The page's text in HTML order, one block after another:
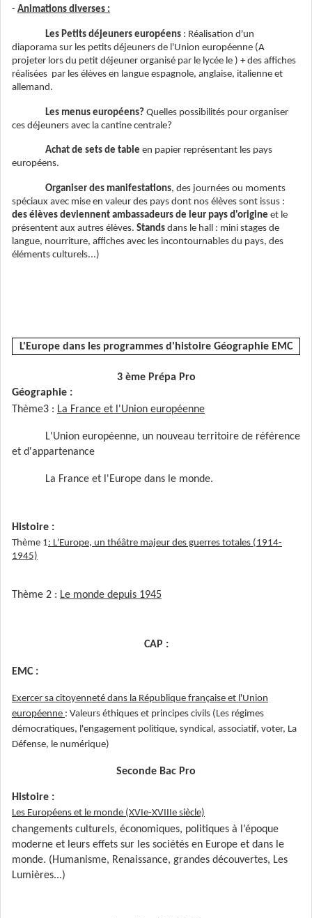
- Animations diverses :
Les Petits déjeuners européens : Réalisation d'un
diaporama sur les petits déjeuners de l'Union européenne (A
projeter lors du petit déjeuner organisé par le lycée le ) + des affiches
réalisées par les élèves en langue espagnole, anglaise, italienne et
allemand.
Les menus européens? Quelles possibilités pour organiser
ces déjeuners avec la cantine centrale?
Achat de sets de table en papier représentant les pays
européens.
Organiser des manifestations, des journées ou moments
spéciaux avec mise en valeur des pays dont nos élèves sont issus :
des élèves deviennent ambassadeurs de leur pays d'origine et le
présentent aux autres élèves. Stands dans le hall : mini stages de
langue, nourriture, affiches avec les incontournables du pays, des
éléments culturels...)
L'Europe dans les programmes d'histoire Géographie EMC
3 ème Prépa Pro
Géographie :
Thème3 : La France et l'Union européenne
L'Union européenne, un nouveau territoire de référence
et d'appartenance
La France et l'Europe dans le monde.
Histoire :
Thème 1: L'Europe, un théâtre majeur des guerres totales (1914-
1945)
Thème 2 : Le monde depuis 1945
CAP :
EMC :
Exercer sa citoyenneté dans la République française et l'Union
européenne : Valeurs éthiques et principes civils (Les régimes
démocratiques, l'engagement politique, syndical, associatif, voter, La
Défense, le numérique)
Seconde Bac Pro
Histoire :
Les Européens et le monde (XVIe-XVIIIe siècle)
changements culturels, économiques, politiques à l’époque
moderne et leurs effets sur les sociétés en Europe et dans le
monde. (Humanisme, Renaissance, grandes découvertes, Les
Lumières...)